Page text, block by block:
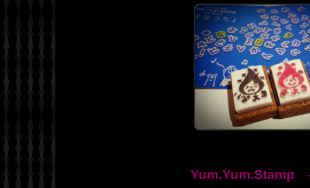
Yum.Yum.Stamp -